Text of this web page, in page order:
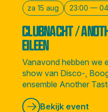
za 15 aug 23:00 —
CLUBNACHT /
EILEEN
Vanavond hebben we
show van Disco-,
ensemble Another
Eileen.Bekijk event